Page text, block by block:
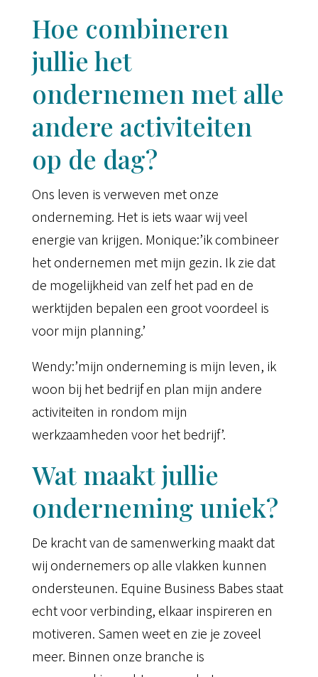
Hoe combineren
jullie het
ondernemen met alle
andere activiteiten
op de dag?
Ons leven is verweven met onze
onderneming. Het is iets waar wij veel
energie van krijgen. Monique:’ik combineer
het ondernemen met mijn gezin. Ik zie dat
de mogelijkheid van zelf het pad en de
werktijden bepalen een groot voordeel is
voor mijn planning.’
Wendy:’mijn onderneming is mijn leven, ik
woon bij het bedrijf en plan mijn andere
activiteiten in rondom mijn
werkzaamheden voor het bedrijf’.
Wat maakt jullie
onderneming uniek?
De kracht van de samenwerking maakt dat
wij ondernemers op alle vlakken kunnen
ondersteunen. Equine Business Babes staat
echt voor verbinding, elkaar inspireren en
motiveren. Samen weet en zie je zoveel
meer. Binnen onze branche is